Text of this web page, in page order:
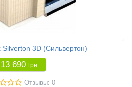
Silverton 3D (Сильвертон)
13 690 Грн
Отзывы: 0